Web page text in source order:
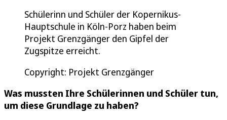
Schülerinn und Schüler der Kopernikus-
Hauptschule in Köln-Porz haben beim
Projekt Grenzgänger den Gipfel der
Zugspitze erreicht.
Copyright: Projekt Grenzgänger
Was mussten Ihre Schülerinnen und Schüler tun,
um diese Grundlage zu haben?